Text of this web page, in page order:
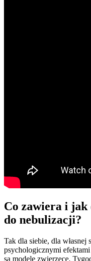
Co zawiera i jak
do nebulizacji?
Tak dla siebie, dla własnej
psychologicznymi
są modele zwierzęce.